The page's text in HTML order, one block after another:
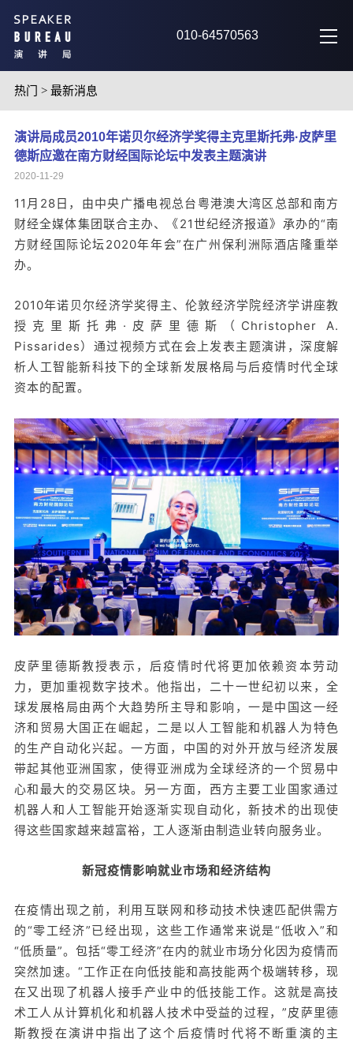
010-64570563
热门 > 最新消息
演讲局成员2010年诺贝尔经济学奖得主克里斯托弗·皮萨里
德斯应邀在南方财经国际论坛中发表主题演讲
2020-11-29
11月28日，由中央广播电视总台粤港澳大湾区总部和南方
财经全媒体集团联合主办、《21世纪经济报道》承办的“南
方财经国际论坛2020年年会”在广州保利洲际酒店隆重举
办。
2010年诺贝尔经济学奖得主、伦敦经济学院经济学讲座教
授克里斯托弗·皮萨里德斯（Christopher A.
Pissarides）通过视频方式在会上发表主题演讲，深度解
析人工智能新科技下的全球新发展格局与后疫情时代全球
资本的配置。
皮萨里德斯教授表示，后疫情时代将更加依赖资本劳动
力，更加重视数字技术。他指出，二十一世纪初以来，全
球发展格局由两个大趋势所主导和影响，一是中国这一经
济和贸易大国正在崛起，二是以人工智能和机器人为特色
的生产自动化兴起。一方面，中国的对外开放与经济发展
带起其他亚洲国家，使得亚洲成为全球经济的一个贸易中
心和最大的交易区块。另一方面，西方主要工业国家通过
机器人和人工智能开始逐渐实现自动化，新技术的出现使
得这些国家越来越富裕，工人逐渐由制造业转向服务业。
新冠疫情影响就业市场和经济结构
在疫情出现之前，利用互联网和移动技术快速匹配供需方
的“零工经济”已经出现，这些工作通常来说是“低收入”和
“低质量”。包括“零工经济”在内的就业市场分化因为疫情而
突然加速。“工作正在向低技能和高技能两个极端转移，现
在又出现了机器人接手产业中的低技能工作。这就是高技
术工人从计算机化和机器人技术中受益的过程，”皮萨里德
斯教授在演讲中指出了这个后疫情时代将不断重演的主